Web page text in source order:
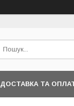
ДОСТАВКА ТА